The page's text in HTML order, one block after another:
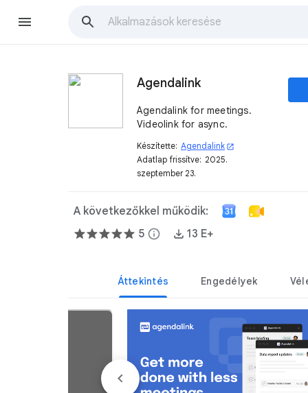
Agendalink
Agendalink for meetings.
Videolink for async.
Készítette: Agendalink open_in_new
Adatlap frissítve: 2025.
szeptember 23.
A következőkkel működik:
5 info 13 E+
Áttekintés Engedélyek